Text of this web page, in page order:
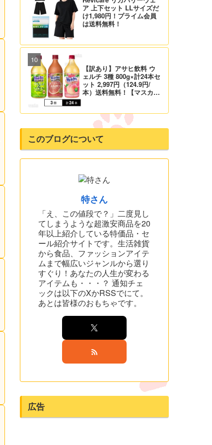
ア 上下セット LLサイズだ
け1,980円！プライム会員
は送料無料！
【訳あり】アサヒ飲料 ウ
ェルチ 3種 800g×計24本セ
ット 2,997円（124.9円/
本）送料無料！【マスカッ
このブログについて
特さん
「え、この値段で？」二度見し
てしまうような超激安商品を20
年以上紹介している特価品・セ
ール紹介サイトです。生活雑貨
から食品、ファッションアイテ
ムまで幅広いジャンルから選り
すぐり！あなたの人生が変わる
アイテムも・・・？ 通知チェ
ックは以下のXかRSSでにて。
あとは皆様のおもちゃです。
広告